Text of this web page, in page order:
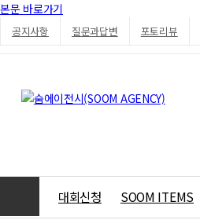
본문 바로가기
공지사항 질문과답변 포토리뷰
대회신청 SOOM ITEMS